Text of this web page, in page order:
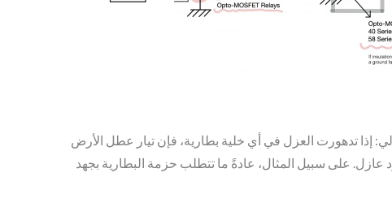
إذا تدهورت العزل في أي خلية بطارية، فإن تيار عطل الأرض
عازل. على سبيل المثال، عادةً ما تتطلب حزمة البطارية بجهد